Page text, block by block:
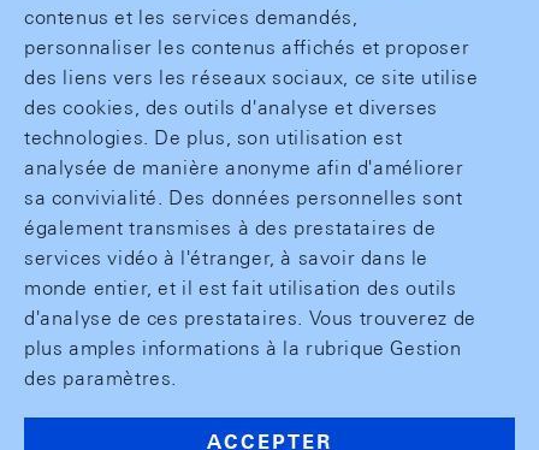
contenus et les services demandés,
personnaliser les contenus affichés et proposer
des liens vers les réseaux sociaux, ce site utilise
des cookies, des outils d'analyse et diverses
technologies. De plus, son utilisation est
analysée de manière anonyme afin d'améliorer
sa convivialité. Des données personnelles sont
également transmises à des prestataires de
services vidéo à l'étranger, à savoir dans le
monde entier, et il est fait utilisation des outils
d'analyse de ces prestataires. Vous trouverez de
plus amples informations à la rubrique Gestion
des paramètres.
ACCEPTER